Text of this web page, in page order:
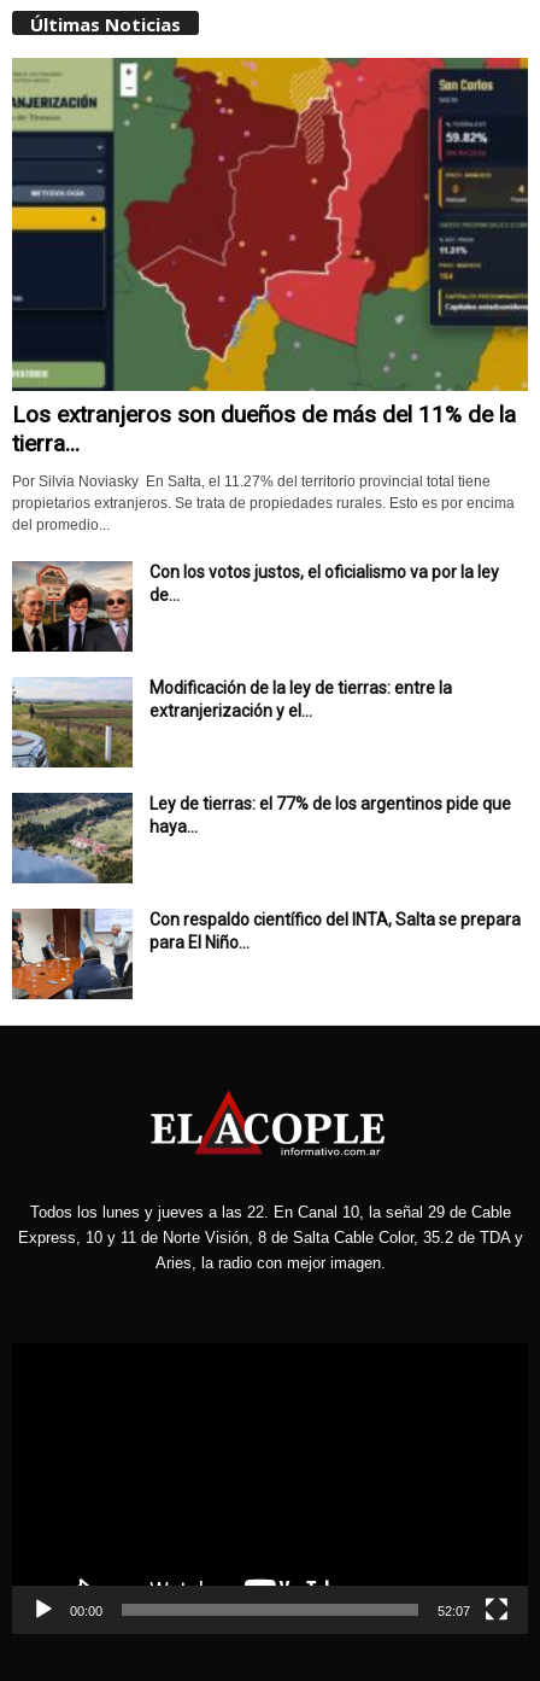
Últimas Noticias
Los extranjeros son dueños de más del 11% de la
tierra...
Por Silvia Noviasky En Salta, el 11.27% del territorio provincial total tiene
propietarios extranjeros. Se trata de propiedades rurales. Esto es por encima
del promedio...
Con los votos justos, el oficialismo va por la ley
de...
Modificación de la ley de tierras: entre la
extranjerización y el...
Ley de tierras: el 77% de los argentinos pide que
haya...
Con respaldo científico del INTA, Salta se prepara
para El Niño...
Todos los lunes y jueves a las 22. En Canal 10, la señal 29 de Cable
Express, 10 y 11 de Norte Visión, 8 de Salta Cable Color, 35.2 de TDA y
Aries, la radio con mejor imagen.
00:00 52:07